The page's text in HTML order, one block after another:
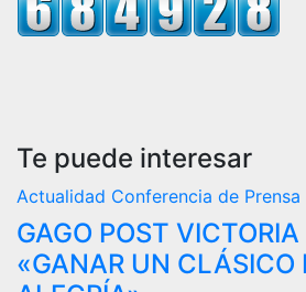
Te puede interesar
Actualidad Conferencia de Prensa
GAGO POST
«GANAR UN CLÁSICO